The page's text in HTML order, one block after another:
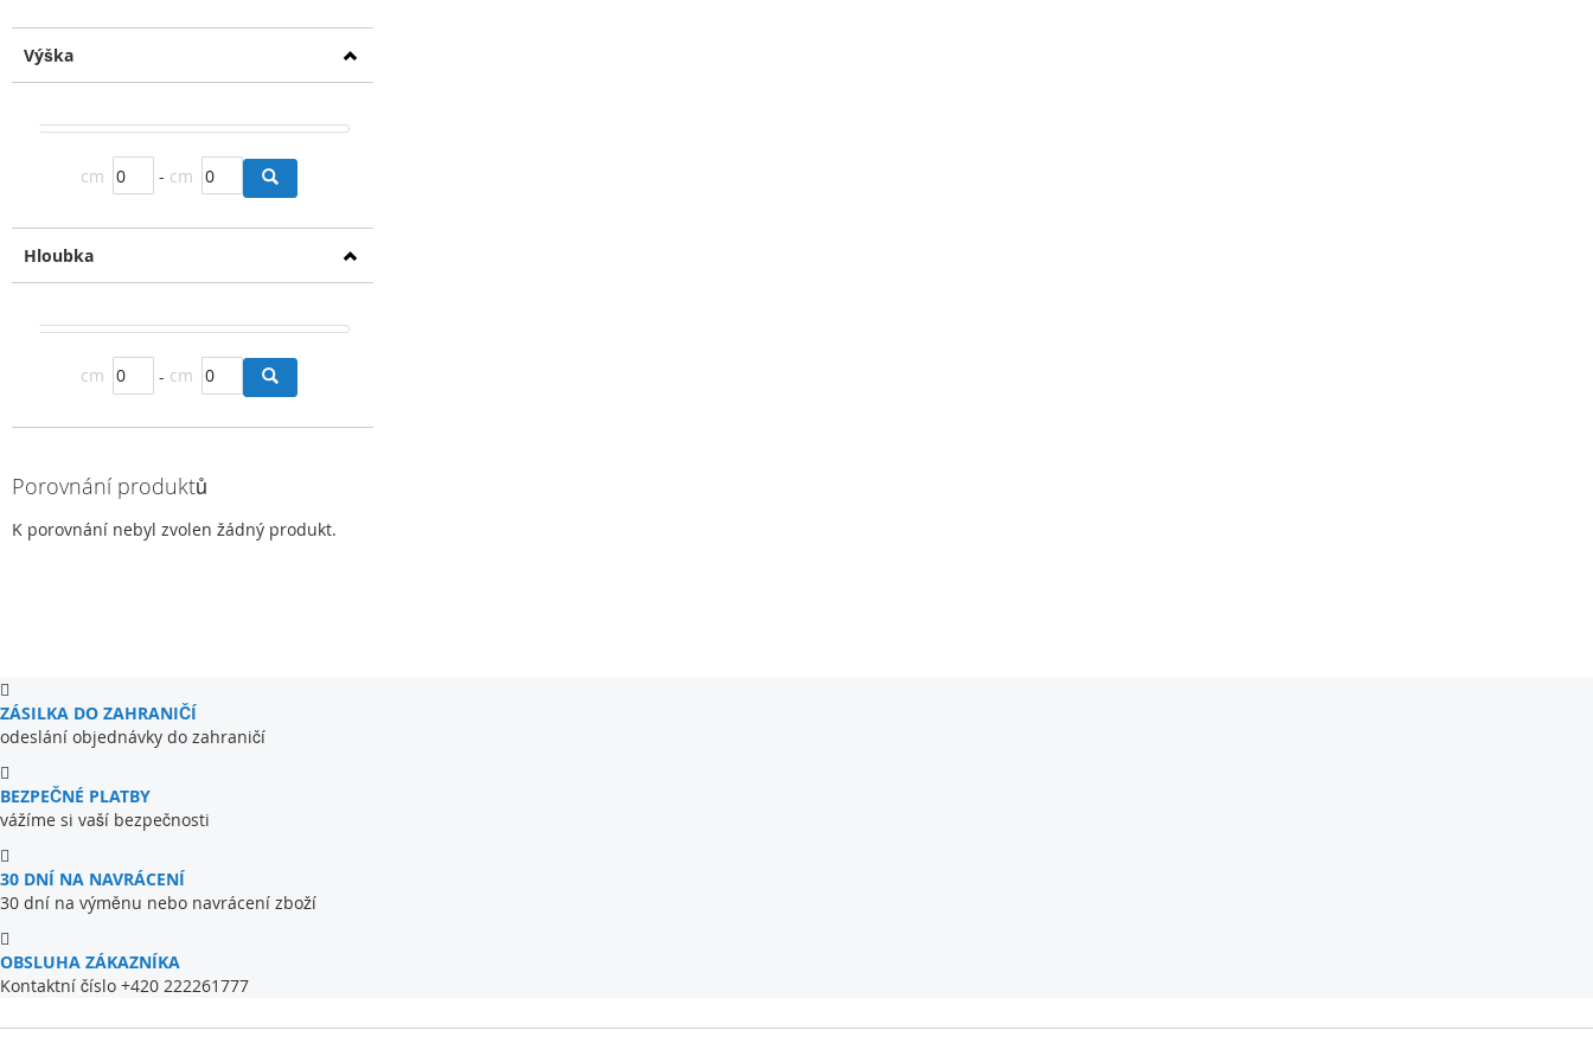
Výška
cm - cm
Hloubka
cm - cm
Porovnání produktů
K porovnání nebyl zvolen žádný produkt.
ZÁSILKA DO ZAHRANIČÍ
odeslání objednávky do zahraničí
BEZPEČNÉ PLATBY
vážíme si vaší bezpečnosti
30 DNÍ NA NAVRÁCENÍ
30 dní na výměnu nebo navrácení zboží
OBSLUHA ZÁKAZNÍKA
Kontaktní číslo +420 222261777